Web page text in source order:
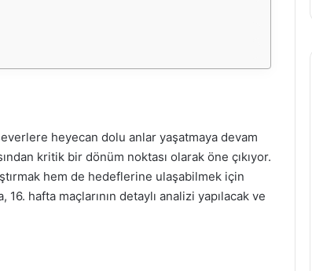
heyecan dolu anlar yaşatmaya devam
kritik bir dönüm noktası olarak öne çıkıyor.
hem de hedeflerine ulaşabilmek için
hafta maçlarının detaylı analizi yapılacak ve